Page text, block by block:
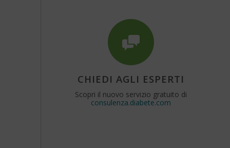
CHIEDI AGLI ESPERTI
Scopri il nuovo servizio gratuito di
consulenza.diabete.com